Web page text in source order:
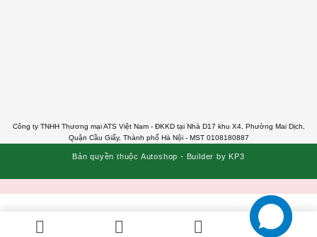
Công ty TNHH Thương mại ATS Việt Nam - ĐKKD tại Nhà D17 khu X4, Phường Mai Dịch,
Quận Cầu Giấy, Thành phố Hà Nội - MST 0108180887
Bản quyền thuộc Autoshop - Builder by KP3